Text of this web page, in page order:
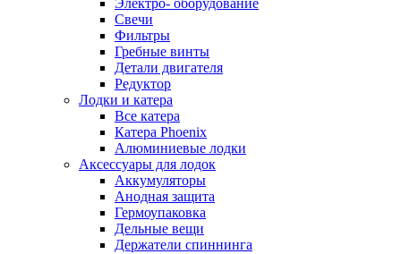
Электро- оборудование
Свечи
Фильтры
Гребные винты
Детали двигателя
Редуктор
Лодки и катера
Все катера
Катера Phoenix
Алюминиевые лодки
Аксессуары для лодок
Аккумуляторы
Анодная защита
Гермоупаковка
Дельные вещи
Держатели спиннинга